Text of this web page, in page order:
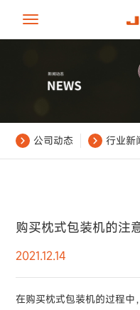
Toggle
公司动态 行业新
购买枕式包装机的注
2021.12.14
在购买枕式包装机的过程中